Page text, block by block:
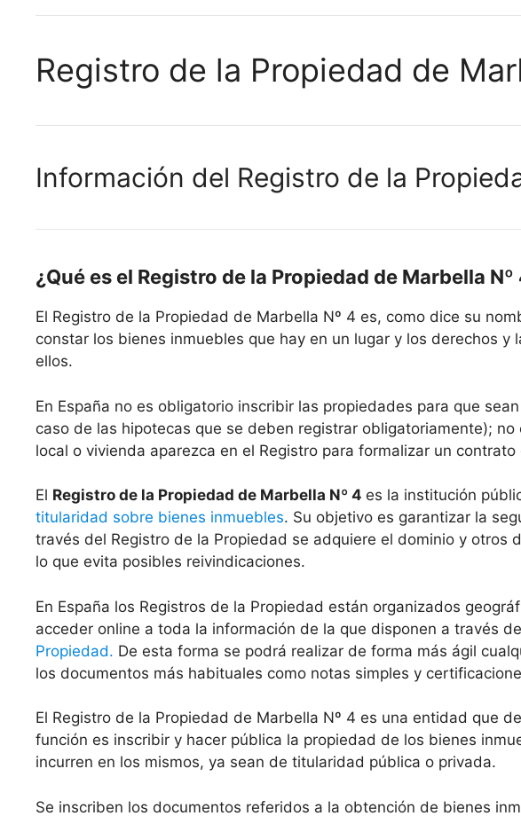
Registro de la Propiedad de
Información del Registro de la
¿Qué es el Registro de la Propiedad de Marbella Nº
El Registro de la Propiedad de Marbella Nº 4 es, como dice su
constar los bienes inmuebles que hay en un lugar y los derechos y
ellos.
En España no es obligatorio inscribir las propiedades para que
caso de las hipotecas que se deben registrar obligatoriamente); no
local o vivienda aparezca en el Registro para formalizar un
El Registro de la Propiedad de Marbella Nº 4 es la institución
titularidad sobre bienes inmuebles. Su objetivo es garantizar la
través del Registro de la Propiedad se adquiere el dominio y otros
lo que evita posibles reivindicaciones.
En España los Registros de la Propiedad están organizados
acceder online a toda la información de la que disponen a través
Propiedad. De esta forma se podrá realizar de forma más ágil
los documentos más habituales como notas simples y
El Registro de la Propiedad de Marbella Nº 4 es una entidad que
función es inscribir y hacer pública la propiedad de los bienes
incurren en los mismos, ya sean de titularidad pública o privada.
Se inscriben los documentos referidos a la obtención de bienes